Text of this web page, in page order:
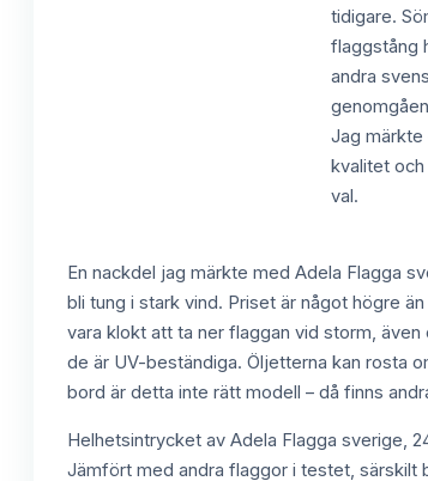
tidigare.
flaggstång
andra
Jag märkte
kvalitet
val.
En nackdel jag märkte med Adela Flagga
bli tung i stark vind. Priset är något högre
vara klokt att ta ner flaggan vid storm,
de är UV-beständiga. Öljetterna kan rosta
bord är detta inte rätt modell – då finns
Helhetsintrycket av Adela Flagga sverige,
Jämfört med andra flaggor i testet, särskilt